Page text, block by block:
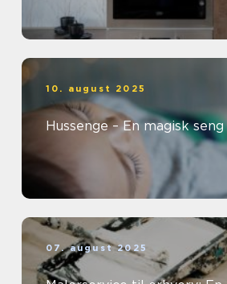
10. august 2025
Hussenge – En magisk
07. august 2025